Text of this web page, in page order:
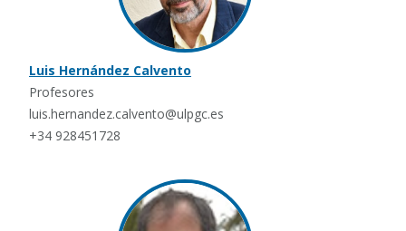
Luis Hernández Calvento
Profesores
luis.hernandez.calvento@ulpgc.es
+34 928451728